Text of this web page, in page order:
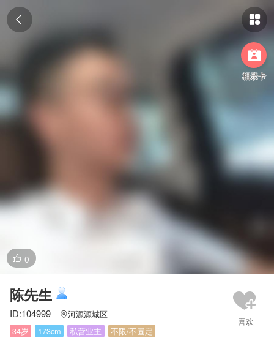
 

相亲卡
 0
陈先生
ID:104999 河源源城区
34岁
173cm 私营业主 不限/不固定